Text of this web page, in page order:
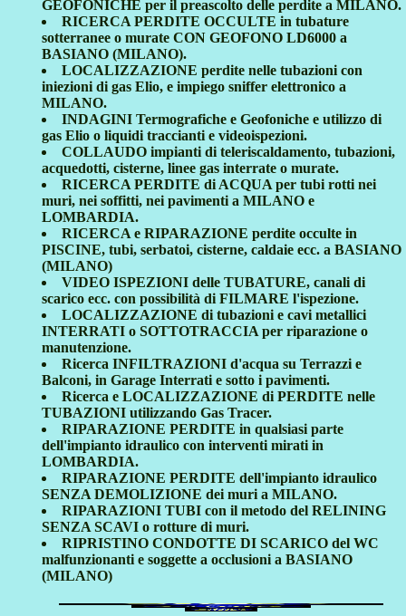
GEOFONICHE per il preascolto delle perdite a MILANO.
RICERCA PERDITE OCCULTE in tubature
sotterranee o murate CON GEOFONO LD6000 a
BASIANO (MILANO).
LOCALIZZAZIONE perdite nelle tubazioni con
iniezioni di gas Elio, e impiego sniffer elettronico a
MILANO.
INDAGINI Termografiche e Geofoniche e utilizzo di
gas Elio o liquidi traccianti e videoispezioni.
COLLAUDO impianti di teleriscaldamento, tubazioni,
acquedotti, cisterne, linee gas interrate o murate.
RICERCA PERDITE di ACQUA per tubi rotti nei
muri, nei soffitti, nei pavimenti a MILANO e
LOMBARDIA.
RICERCA e RIPARAZIONE perdite occulte in
PISCINE, tubi, serbatoi, cisterne, caldaie ecc. a BASIANO
(MILANO)
VIDEO ISPEZIONI delle TUBATURE, canali di
scarico ecc. con possibilità di FILMARE l'ispezione.
LOCALIZZAZIONE di tubazioni e cavi metallici
INTERRATI o SOTTOTRACCIA per riparazione o
manutenzione.
Ricerca INFILTRAZIONI d'acqua su Terrazzi e
Balconi, in Garage Interrati e sotto i pavimenti.
Ricerca e LOCALIZZAZIONE di PERDITE nelle
TUBAZIONI utilizzando Gas Tracer.
RIPARAZIONE PERDITE in qualsiasi parte
dell'impianto idraulico con interventi mirati in
LOMBARDIA.
RIPARAZIONE PERDITE dell'impianto idraulico
SENZA DEMOLIZIONE dei muri a MILANO.
RIPARAZIONI TUBI con il metodo del RELINING
SENZA SCAVI o rotture di muri.
RIPRISTINO CONDOTTE DI SCARICO del WC
malfunzionanti e soggette a occlusioni a BASIANO
(MILANO)